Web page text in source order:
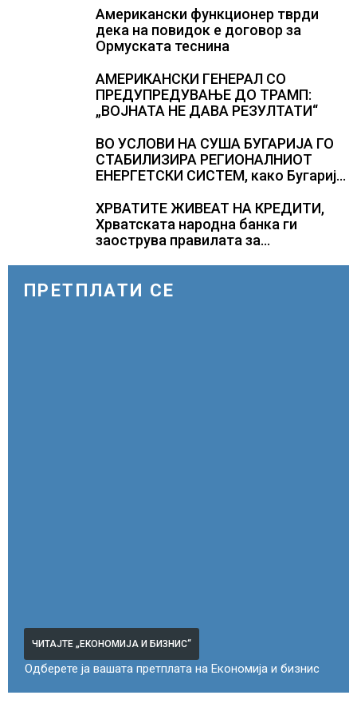
загинувањето на десетмината
прилепски бранители
Американски функционер тврди
дека на повидок е договор за
Ормуската теснина
АМЕРИКАНСКИ ГЕНЕРАЛ СО
ПРЕДУПРЕДУВАЊЕ ДО ТРАМП:
„ВОЈНАТА НЕ ДАВА РЕЗУЛТАТИ“
ВО УСЛОВИ НА СУША БУГАРИЈА ГО
СТАБИЛИЗИРА РЕГИОНАЛНИОТ
ЕНЕРГЕТСКИ СИСТЕМ, како Бугарија
складирање на енергија од батерии
ХРВАТИТЕ ЖИВЕАТ НА КРЕДИТИ,
Хрватската народна банка ги
заострува правилата за
систем
ПРЕТПЛАТИ СЕ
ЧИТАЈТЕ „ЕКОНОМИЈА И БИЗНИС“
Одберете ја вашата претплата на Економија и бизнис